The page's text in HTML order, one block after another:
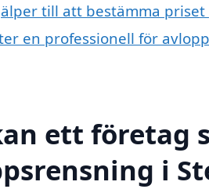
till att bestämma
en professionell för
ett företag
i